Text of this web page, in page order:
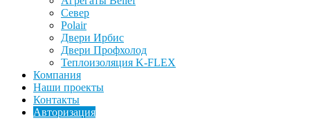
Север
Polair
Двери Ирбис
Двери Профхолод
Теплоизоляция K-FLEX
Компания
Наши проекты
Контакты
Авторизация